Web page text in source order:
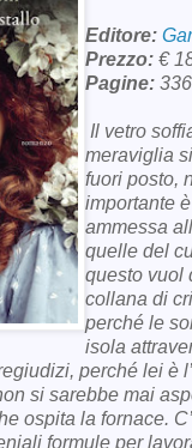
Editore:
Prezzo: €
Pagine:336
Il vetro
meraviglia
fuori posto,
importante
ammessa
quelle del
questo vuol
collana di
perché le
isola
perché lei è
si sarebbe mai
ospita la fornace.
formule per